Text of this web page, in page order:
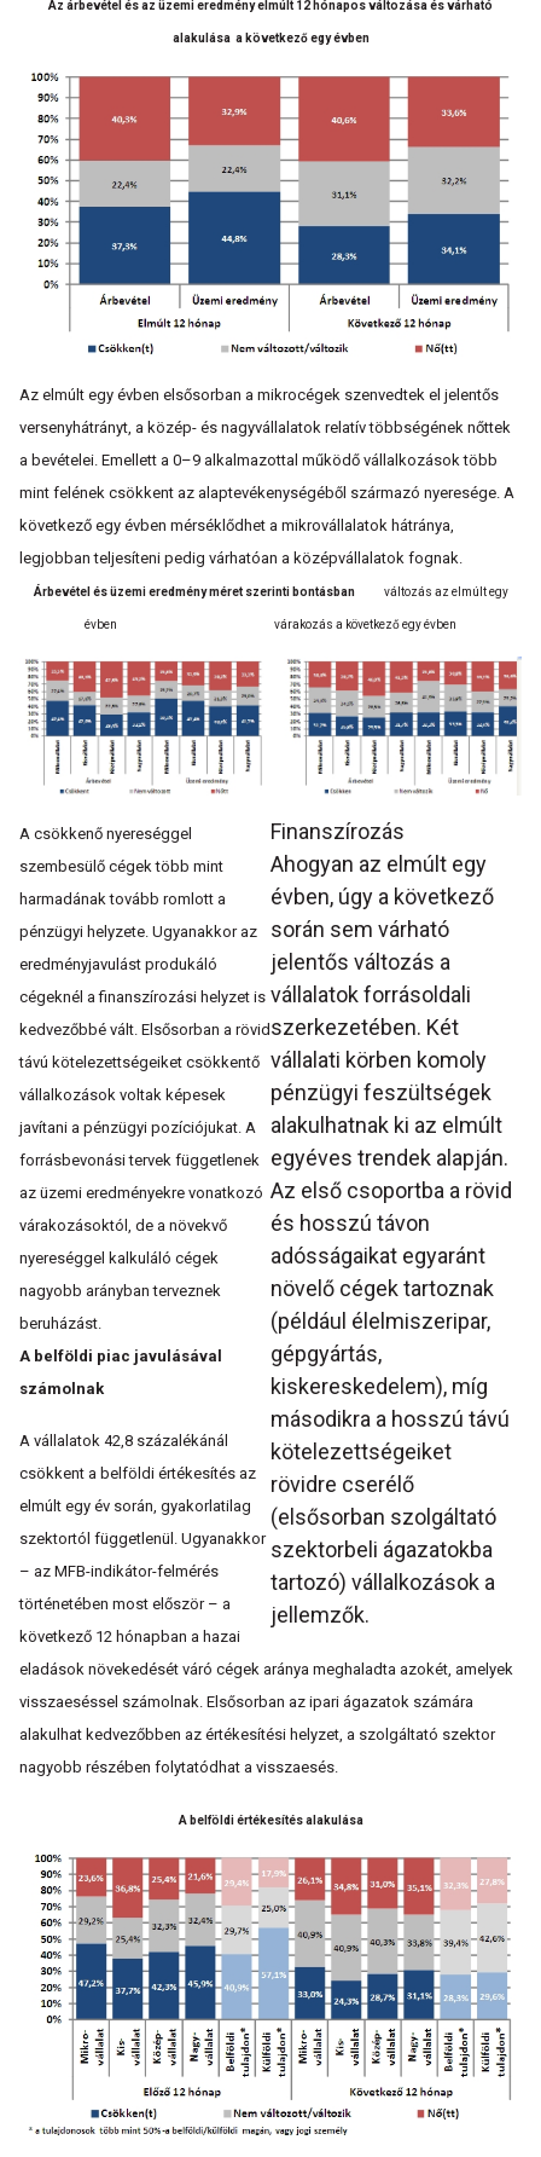
Az árbevétel és az üzemi eredmény elmúlt 12 hónapos változása és várható
alakulása a következő egy évben
Az elmúlt egy évben elsősorban a mikrocégek szenvedtek el jelentős
versenyhátrányt, a közép- és nagyvállalatok relatív többségének nőttek
a bevételei. Emellett a 0–9 alkalmazottal működő vállalkozások több
mint felének csökkent az alaptevékenységéből származó nyeresége. A
következő egy évben mérséklődhet a mikrovállalatok hátránya,
legjobban teljesíteni pedig várhatóan a középvállalatok fognak.
Árbevétel és üzemi eredményméret szerinti bontásban változás az elmúlt egy
évben várakozás a következő egy évben
Finanszírozás
Ahogyan az elmúlt egy
évben, úgy a következő
során sem várható
jelentős változás a
vállalatok forrásoldali
szerkezetében. Két
vállalati körben komoly
pénzügyi feszültségek
alakulhatnak ki az elmúlt
egyéves trendek alapján.
Az első csoportba a rövid
és hosszú távon
adósságaikat egyaránt
növelő cégek tartoznak
(például élelmiszeripar,
gépgyártás,
kiskereskedelem), míg
másodikra a hosszú távú
kötelezettségeiket
rövidre cserélő
(elsősorban szolgáltató
szektorbeli ágazatokba
tartozó) vállalkozások a
jellemzők.
A csökkenő nyereséggel
szembesülő cégek több mint
harmadának tovább romlott a
pénzügyi helyzete. Ugyanakkor az
eredményjavulást produkáló
cégeknél a finanszírozási helyzet is
kedvezőbbé vált. Elsősorban a rövid
távú kötelezettségeiket csökkentő
vállalkozások voltak képesek
javítani a pénzügyi pozíciójukat. A
forrásbevonási tervek függetlenek
az üzemi eredményekre vonatkozó
várakozásoktól, de a növekvő
nyereséggel kalkuláló cégek
nagyobb arányban terveznek
beruházást.
A belföldi piac javulásával
számolnak
A vállalatok 42,8 százalékánál
csökkent a belföldi értékesítés az
elmúlt egy év során, gyakorlatilag
szektortól függetlenül. Ugyanakkor
– az MFB-indikátor-felmérés
történetében most először – a
következő 12 hónapban a hazai
eladások növekedését váró cégek aránya meghaladta azokét, amelyek
visszaeséssel számolnak. Elsősorban az ipari ágazatok számára
alakulhat kedvezőbben az értékesítési helyzet, a szolgáltató szektor
nagyobb részében folytatódhat a visszaesés.
A belföldi értékesítés alakulása